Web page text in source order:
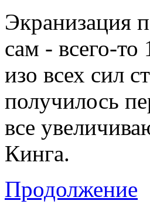
Экранизация
сам - всего-
изо всех сил
получилось
все
Кинга.
Продолжение